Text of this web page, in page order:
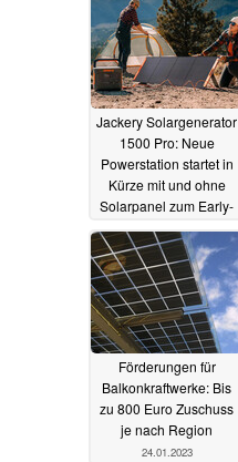
Jackery Solargenerator
1500 Pro: Neue
Powerstation startet in
Kürze mit und ohne
Solarpanel zum Early-
09.02.2023
Förderungen für
Balkonkraftwerke: Bis
zu 800 Euro Zuschuss
je nach Region
24.01.2023